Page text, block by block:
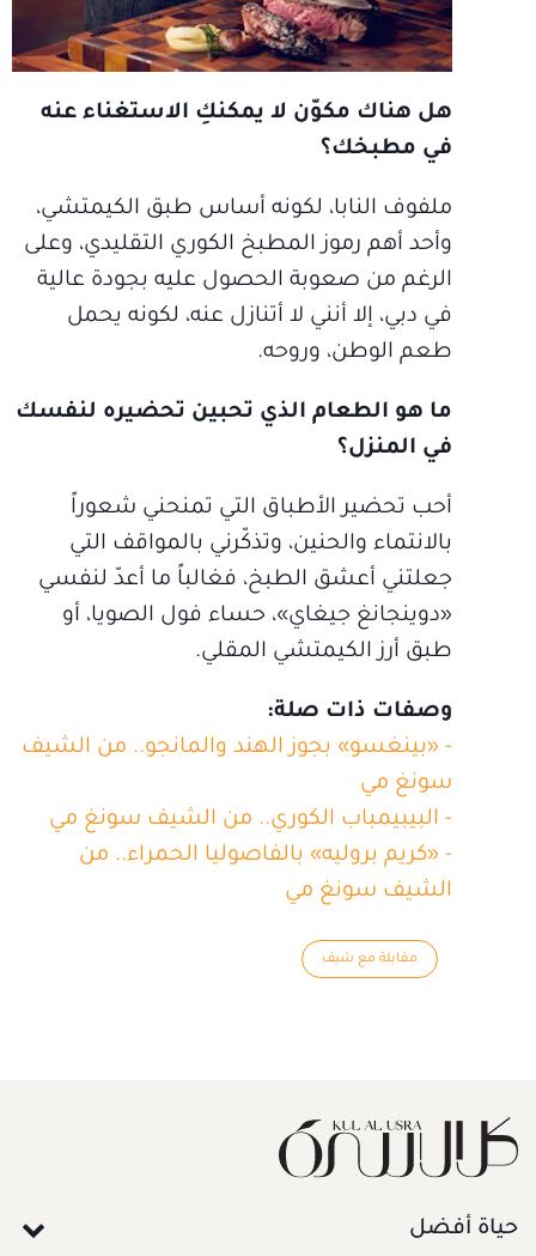
هل هناك مكوّن لا يمكنكِ الاستغناء عنه
في مطبخك؟
ملفوف النابا، لكونه أساس طبق الكيمتشي،
وأحد أهم رموز المطبخ الكوري التقليدي، وعلى
الرغم من صعوبة الحصول عليه بجودة عالية
في دبي، إلا أنني لا أتنازل عنه، لكونه يحمل
طعم الوطن، وروحه.
ما هو الطعام الذي تحبين تحضيره لنفسك
في المنزل؟
أحب تحضير الأطباق التي تمنحني شعوراً
بالانتماء والحنين، وتذكّرني بالمواقف التي
جعلتني أعشق الطبخ، فغالباً ما أعدّ لنفسي
«دوينجانغ جيغاي»، حساء فول الصويا، أو
طبق أرز الكيمتشي المقلي.
وصفات ذات صلة:
- «بينغسو» بجوز الهند والمانجو.. من الشيف
سونغ مي
- البيبيمباب الكوري.. من الشيف سونغ مي
- «كريم بروليه» بالفاصوليا الحمراء.. من
الشيف سونغ مي
مقابلة مع شيف
حياة أفضل